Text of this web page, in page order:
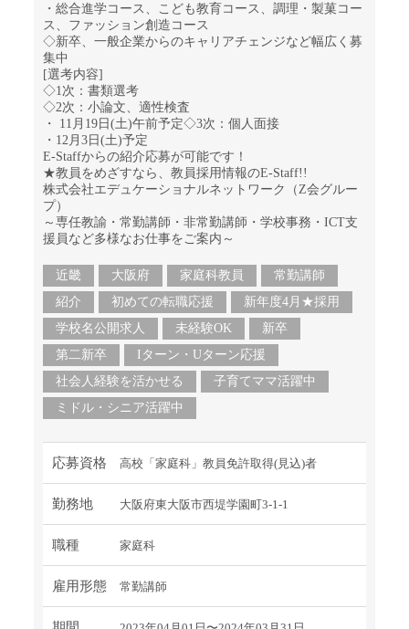
・総合進学コース、こども教育コース、調理・製菓コー
ス、ファッション創造コース
◇新卒、一般企業からのキャリアチェンジなど幅広く募
集中
[選考内容]
◇1次：書類選考
◇2次：小論文、適性検査
・ 11月19日(土)午前予定◇3次：個人面接
・12月3日(土)予定
E-Staffからの紹介応募が可能です！
★教員をめざすなら、教員採用情報のE-Staff!!
株式会社エデュケーショナルネットワーク（Z会グルー
プ）
～専任教諭・常勤講師・非常勤講師・学校事務・ICT支
援員など多様なお仕事をご案内～
近畿 大阪府 家庭科教員
常勤講師
紹介
初めての転職応援
新年度4月★採用
学校名公開求人
未経験OK
新卒
第二新卒
Iターン・Uターン応援
社会人経験を活かせる
子育てママ活躍中
ミドル・シニア活躍中
応募資格 高校「家庭科」教員免許取得(見込)者
勤務地 大阪府東大阪市西堤学園町3-1-1
職種 家庭科
雇用形態 常勤講師